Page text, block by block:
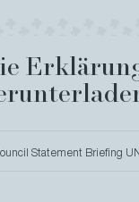
Statement Briefing